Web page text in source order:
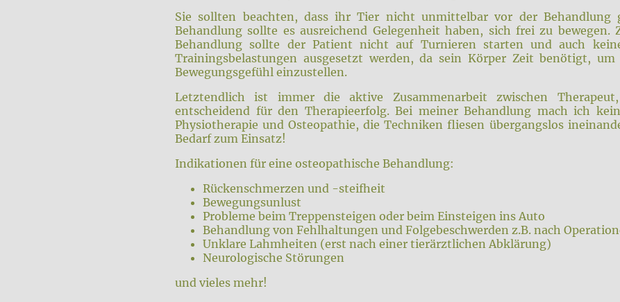
Sie sollten beachten, dass ihr Tier nicht unmittelbar vor der Behandlung
Behandlung sollte es ausreichend Gelegenheit haben, sich frei zu bewegen.
Behandlung sollte der Patient nicht auf Turnieren starten und auch
Trainingsbelastungen ausgesetzt werden, da sein Körper Zeit benötigt,
Bewegungsgefühl einzustellen.
Letztendlich ist immer die aktive Zusammenarbeit zwischen
entscheidend für den Therapieerfolg. Bei meiner Behandlung mach ich
Physiotherapie und Osteopathie, die Techniken fliesen übergangslos
Bedarf zum Einsatz!
Indikationen für eine osteopathische Behandlung:
Rückenschmerzen und -steifheit
Bewegungsunlust
Probleme beim Treppensteigen oder beim Einsteigen ins Auto
Behandlung von Fehlhaltungen und Folgebeschwerden z.B. nach
Unklare Lahmheiten (erst nach einer tierärztlichen Abklärung)
Neurologische Störungen
und vieles mehr!